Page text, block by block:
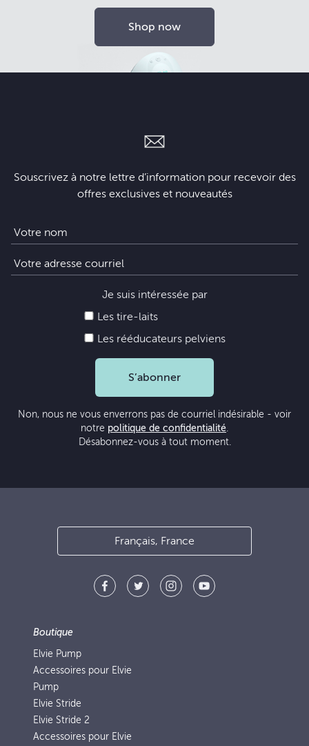
Shop now
Souscrivez à notre lettre d’information pour recevoir des
offres exclusives et nouveautés
Je suis intéressée par
Les tire-laits
Les rééducateurs pelviens
S’abonner
Non, nous ne vous enverrons pas de courriel indésirable - voir
notre politique de confidentialité.
Désabonnez-vous à tout moment.
Français, France
Boutique
Elvie Pump
Accessoires pour Elvie
Pump
Elvie Stride
Elvie Stride 2
Accessoires pour Elvie